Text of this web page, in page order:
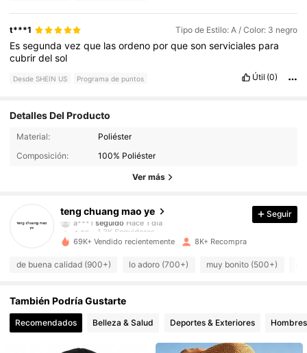
t***1 Tipo de Estilo: A / Color: 3 negro
Essegundavezque lasordeno porquesonserviciales para
cubrirdelsol
Desde SHEIN US Programa de puntos Útil (0)
Detalles Del Producto
Material:
Poliéster
Composición:
100% Poliéster
Ver más
teng chuang mao ye
1.3K Seguidores
a***1seguidoHace 1 día
4.85
1.3K Seguidores
4.85
4.85 1.3K Seguidores
Seguir
69K+ Vendido recientemente 8K+ Recompra
de buena calidad (900+) lo adoro (700+) muy bonito (500+)
También Podría Gustarte
Recomendados Belleza & Salud Deportes & Exteriores Hombres